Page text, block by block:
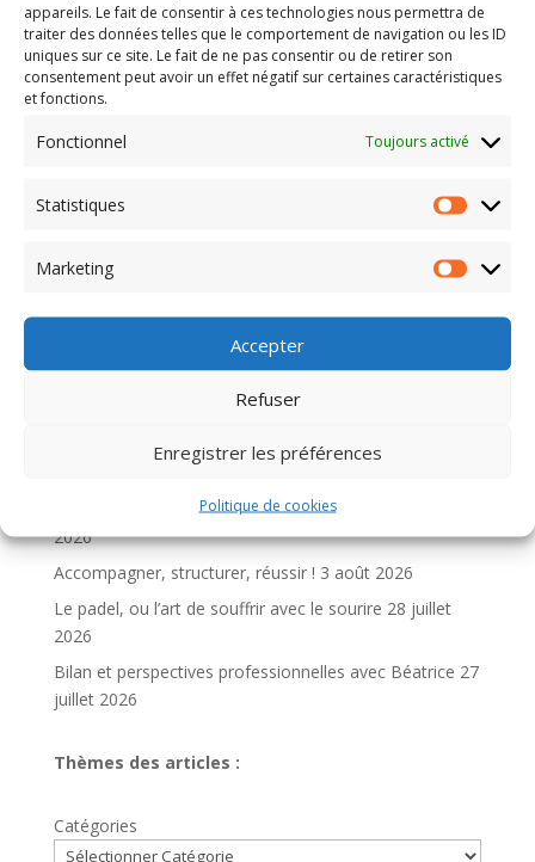
appareils. Le fait de consentir à ces technologies nous permettra de
traiter des données telles que le comportement de navigation ou les ID
uniques sur ce site. Le fait de ne pas consentir ou de retirer son
consentement peut avoir un effet négatif sur certaines caractéristiques
et fonctions.
Fonctionnel Toujours activé
Statistiques
Marketing
Accepter
Refuser
Enregistrer les préférences
Politique de cookies
répondre à vos besoins. » « Je serais ravi de vous
envoyer mon CV ou de convenir d’un entretien pour
approfondir notre discussion. N’hésitez pas à me
contacter ! » Après trois heures d’atelier intensif et sans
version de son pitch. Si celui-ci est amené à évoluer
significative dans leur parcours.
Un atelier inspirant avec Tremplin Cadres hdf !
Quand le padel devient bien plus qu’un sport…
2026
Accompagner, structurer, réussir ! 3 août 2026
Le padel, ou l’art de souffrir avec le sourire 28 juillet
2026
Bilan et perspectives professionnelles avec Béatrice 27
juillet 2026
Thèmes des articles :
Catégories